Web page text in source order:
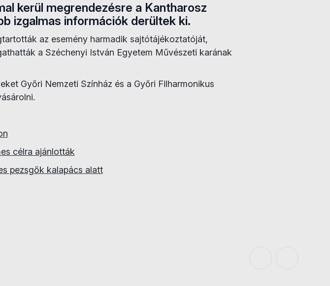
kerül megrendezésre a Kantharosz
izgalmas információk derültek ki.
az esemény harmadik sajtótájékoztatóját,
a Széchenyi István Egyetem Művészeti karának
Győri Nemzeti Színház és a Győri Filharmonikus
célra ajánlották
pezsgők kalapács alatt